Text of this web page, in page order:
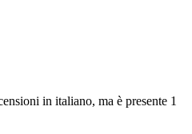
in italiano, ma è presente 1